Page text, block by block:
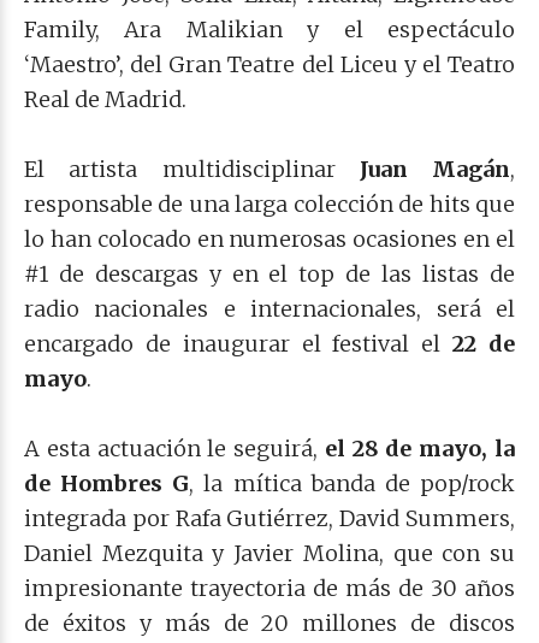
Family, Ara Malikian y el espectáculo
‘Maestro’, del Gran Teatre del Liceu y el Teatro
Real de Madrid.
El artista multidisciplinarJuan Magán,
responsable de una larga colección de hits que
lo han colocado en numerosas ocasiones en el
#1 de descargas y en el top de las listas de
radio nacionales e internacionales, será el
encargado de inaugurar el festival el22 de
mayo.
A esta actuación le seguirá, el 28 de mayo, la
de Hombres G, la mítica banda de pop/rock
integrada por Rafa Gutiérrez, David Summers,
Daniel Mezquita y Javier Molina, que con su
impresionante trayectoria de más de 30 años
de éxitos y más de 20 millones de discos